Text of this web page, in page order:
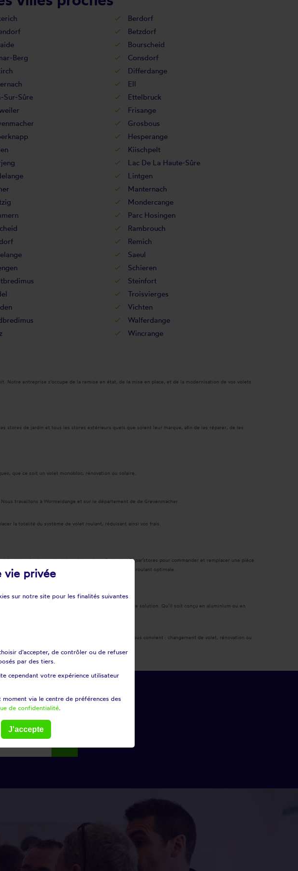
Berdorf
Betzdorf
Bourscheid
Berg
Consdorf
Differdange
Ell
Sur-Sûre
Ettelbruck
Frisange
Grosbous
Hesperange
Kiischpelt
Lac De La Haute-Sûre
Lintgen
Manternach
Mondercange
Parc Hosingen
Rambrouch
Remich
Saeul
Schieren
Steinfort
Troisvierges
Vichten
Walferdange
Wincrange
Notre entreprise s'occupe de la remise en état, de la mise en place, et de la modernisation de vos volets
stores de jardin et tous les stores extérieurs quels que soient leur marque, afin de les réparer, de les
que ce soit un volet monobloc, rénovation ou solaire.
travaillons à Wormeldange et sur le département de de Grevenmacher.
la totalité du système de volet roulant, réduisant ainsi vos frais.
de changer tout le volet roulant. Contactez Repar’stores pour commander et remplacer une pièce
remplacer votre pièce et rendre l'usage de votre volet roulant optimale.
effectuons un devis offert pour sélectionner la meilleure solution. Qu’il soit conçu en aluminium ou en
Bubendorff, Delta store…) sur votre volet roulant.
à Wormeldange. Nous avons la solution qui vous convient : changement de volet, rénovation ou
vie privée
sur notre site pour les finalités suivantes
d'accepter, de contrôler ou de refuser
par des tiers.
cependant votre expérience utilisateur
via le centre de préférences des
de confidentialité
J'accepte